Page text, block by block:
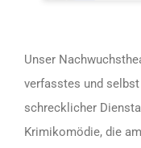
Unser
verfasstes und selbst
schrecklicher
Krimikomödie, die